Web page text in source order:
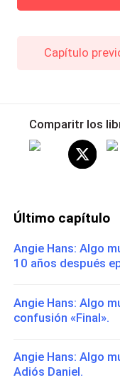
Capítulo
Comparitr los
Último capítulo
Angie Hans: Algo
10 años después
Angie Hans: Algo
confusión «Final».
Angie Hans: Algo
Adiós Daniel.